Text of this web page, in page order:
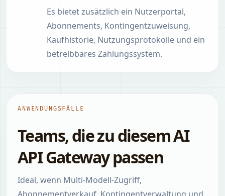
Es bietet zusätzlich ein Nutzerportal,
Abonnements, Kontingentzuweisung,
Kaufhistorie, Nutzungsprotokolle und ein
betreibbares Zahlungssystem.
ANWENDUNGSFÄLLE
Teams, die zu diesem AI
API Gateway passen
Ideal, wenn Multi-Modell-Zugriff,